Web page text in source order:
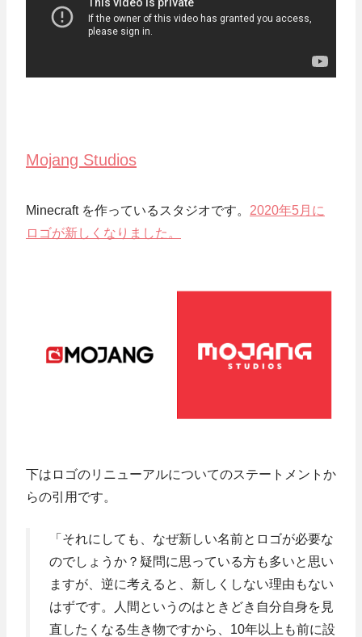
Mojang Studios
Minecraft を作っているスタジオです。 2020年5月に
ロゴが新しくなりました。
下はロゴのリニューアルについてのステートメントか
らの引用です。
「それにしても、なぜ新しい名前とロゴが必要な
のでしょうか？疑問に思っている方も多いと思い
ますが、逆に考えると、新しくしない理由もない
はずです。人間というのはときどき自分自身を見
直したくなる生き物ですから、10年以上も前に設